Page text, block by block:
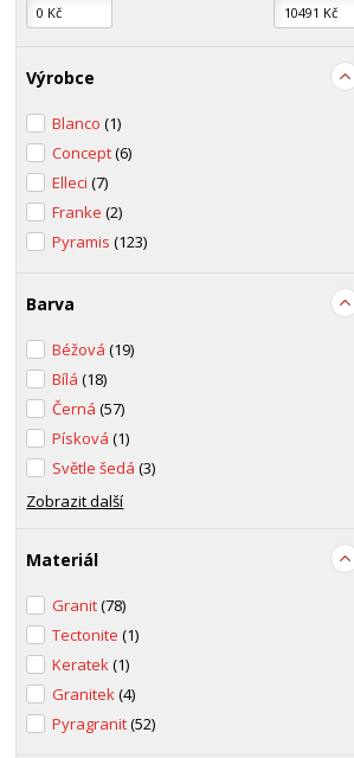
Výrobce
Blanco(1)
Concept(6)
Elleci(7)
Franke(2)
Pyramis(123)
Barva
Béžová(19)
Bílá(18)
Černá(57)
Písková(1)
Světle šedá(3)
Zobrazit další
Materiál
Granit(78)
Tectonite(1)
Keratek(1)
Granitek(4)
Pyragranit(52)